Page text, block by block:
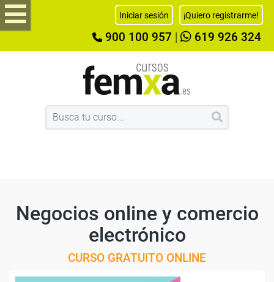
Iniciar sesión ¡Quiero registrarme!
900 100 957 619 926 324
Negocios online y comercio
electrónico
CURSO GRATUITO ONLINE